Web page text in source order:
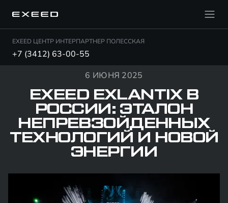
EXEED ЦЕНТР ИНТЕРПАРТНЕР ПОЛЕССКАЯ
+7 (3412) 63-00-55
6 ИЮНЯ 2025
EXEED EXLANTIX В
РОССИИ: ЭТАЛОН
НЕПРЕВЗОЙДЕННЫХ
ТЕХНОЛОГИЙ И НОВОЙ
ЭНЕРГИИ